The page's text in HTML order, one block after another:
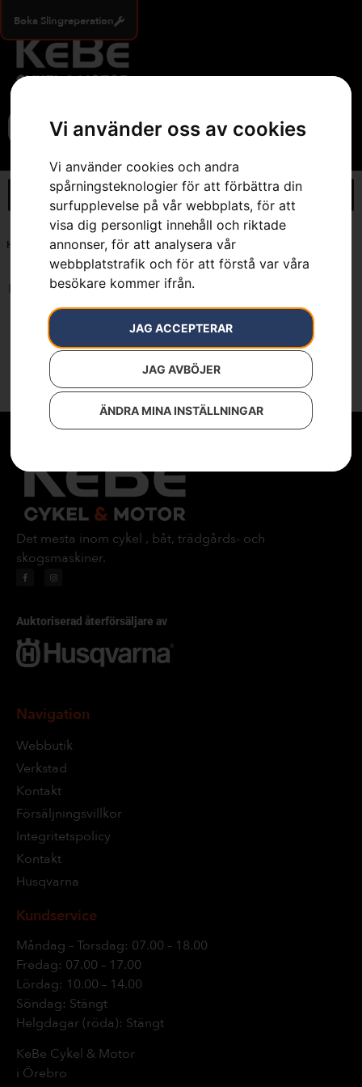
Vi använder oss av cookies
Vi använder cookies och andra
spårningsteknologier för att förbättra din
surfupplevelse på vår webbplats, för att
visa dig personligt innehåll och riktade
annonser, för att analysera vår
webbplatstrafik och för att förstå var våra
besökare kommer ifrån.
JAG ACCEPTERAR
JAG AVBÖJER
ÄNDRA MINA INSTÄLLNINGAR
Boka Slingreperation
0
Hem Webbutik»Skog»Motorsågar »Stångsågar
Inga resultat.
Det mesta inom cykel , båt, trädgårds- och
skogsmaskiner.
Auktoriserad återförsäljare av
Navigation
Webbutik
Verkstad
Kontakt
Försäljningsvillkor
Integritetspolicy
Kontakt
Husqvarna
Kundservice
Måndag – Torsdag: 07.00 – 18.00
Fredag: 07.00 – 17.00
Lördag: 10.00 – 14.00
Söndag: Stängt
Helgdagar (röda): Stängt
KeBe Cykel & Motor
i Örebro